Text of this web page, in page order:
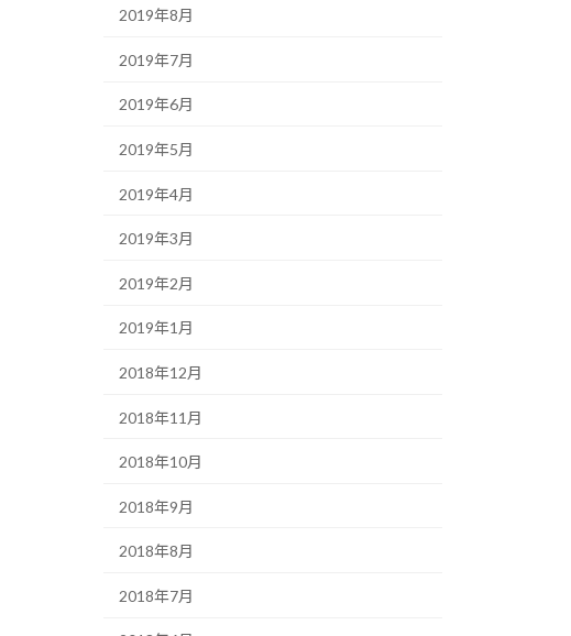
2019年8月
2019年7月
2019年6月
2019年5月
2019年4月
2019年3月
2019年2月
2019年1月
2018年12月
2018年11月
2018年10月
2018年9月
2018年8月
2018年7月